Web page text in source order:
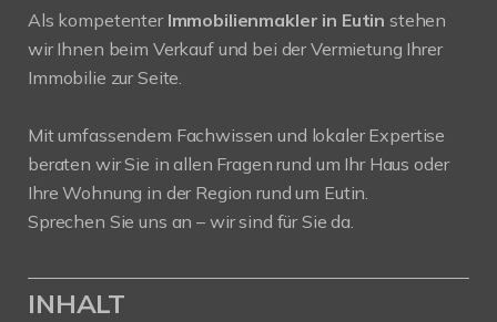
Als kompetenter Immobilienmakler in Eutin stehen
wir Ihnen beim Verkauf und bei der Vermietung Ihrer
Immobilie zur Seite.
Mit umfassendem Fachwissen und lokaler Expertise
beraten wir Sie in allen Fragen rund um Ihr Haus oder
Ihre Wohnung in der Region rund um Eutin.
Sprechen Sie uns an – wir sind für Sie da.
INHALT